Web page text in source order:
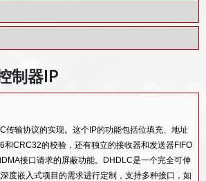
控制器 IP 核
CONTROLLER IP
制器IP
传输协议的实现。这个IP的功能包括位填充、地址
和CRC32的校验，还有独立的接收器和发送器FIFO
接口请求的屏蔽功能。DHDLC是一个完全可伸
度嵌入式项目的需求进行定制，支持多种接口，如